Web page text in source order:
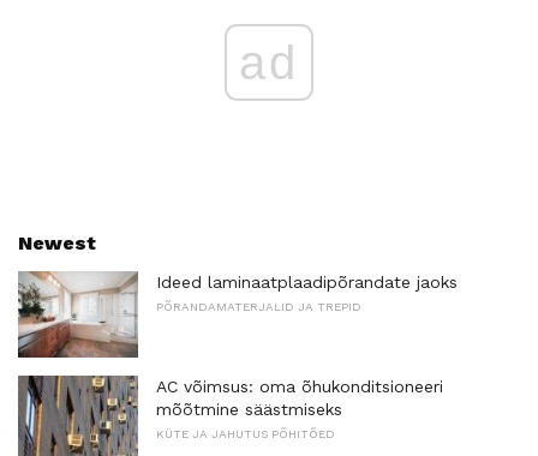
ad
Newest
Ideed laminaatplaadipõrandate jaoks
PÕRANDAMATERJALID JA TREPID
AC võimsus: oma õhukonditsioneeri
mõõtmine säästmiseks
KÜTE JA JAHUTUS PÕHITÕED